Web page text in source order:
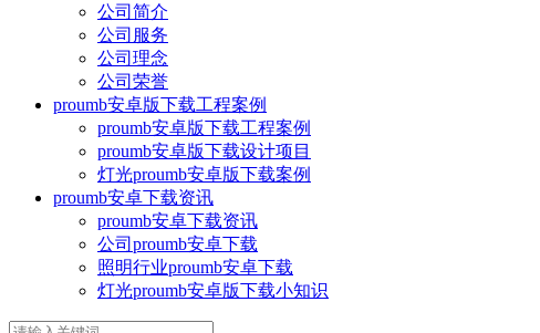
公司简介
公司服务
公司理念
公司荣誉
proumb安卓版下载工程案例
proumb安卓版下载工程案例
proumb安卓版下载设计项目
灯光proumb安卓版下载案例
proumb安卓下载资讯
proumb安卓下载资讯
公司proumb安卓下载
照明行业proumb安卓下载
灯光proumb安卓版下载小知识